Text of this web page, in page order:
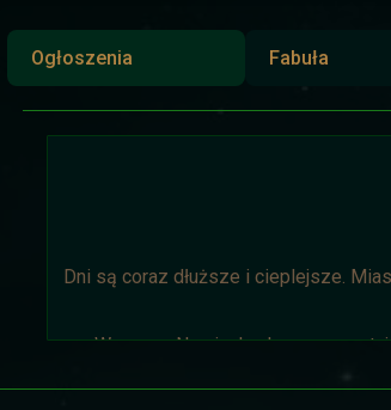
Ogłoszenia Fabuła
Dni są coraz dłuższe i cieplejsze.
Wyprawa Na piaskach czasu